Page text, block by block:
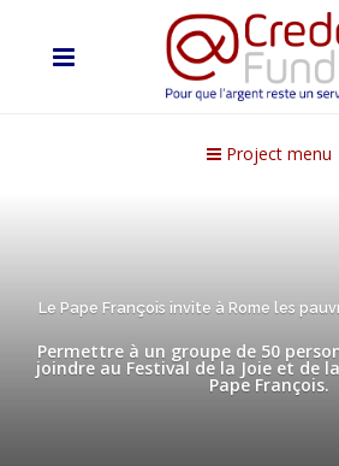
Project menu
Le Pape François invite à Rome les
Permettre à un groupe de 50
joindre au Festival de la Joie et de
Pape François.